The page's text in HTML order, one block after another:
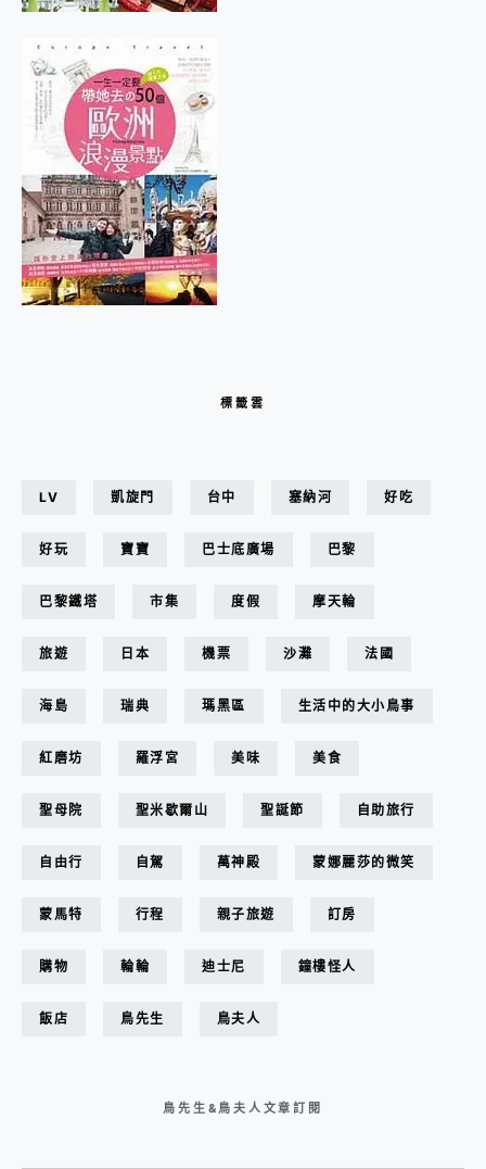
標籤雲
LV 凱旋門 台中 塞納河 好吃
好玩 寶寶 巴士底廣場 巴黎
巴黎鐵塔 市集 度假 摩天輪
旅遊 日本 機票 沙灘 法國
海島 瑞典 瑪黑區 生活中的大小鳥事
紅磨坊 羅浮宮 美味 美食
聖母院 聖米歇爾山 聖誕節 自助旅行
自由行 自駕 萬神殿 蒙娜麗莎的微笑
蒙馬特 行程 親子旅遊 訂房
購物 輪輪 迪士尼 鐘樓怪人
飯店 鳥先生 鳥夫人
鳥先生&鳥夫人文章訂閱